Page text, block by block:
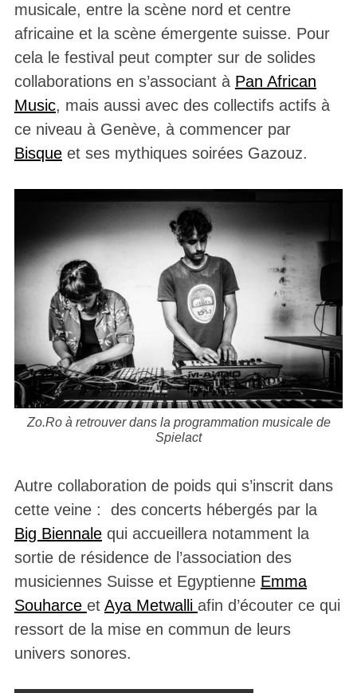
musicale, entre la scène nord et centre
africaine et la scène émergente suisse. Pour
cela le festival peut compter sur de solides
collaborations en s’associant à Pan African
Music, mais aussi avec des collectifs actifs à
ce niveau à Genève, à commencer par
Bisqueet ses mythiques soirées Gazouz.
Zo.Ro à retrouver dans la programmation musicale de
Spielact
Autre collaboration de poids qui s’inscrit dans
cette veine : des concerts hébergés par la
Big Biennalequi accueillera notamment la
sortie de résidence de l’association des
musiciennes Suisse et Egyptienne Emma
Souharce et Aya Metwalli afin d’écouter ce qui
ressort de la mise en commun de leurs
univers sonores.